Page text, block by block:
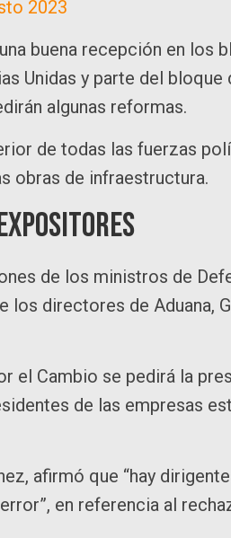
2023
buena recepción en los
Unidas y parte del bloque
algunas reformas.
de todas las fuerzas
obras de infraestructura.
de los ministros de
los directores de Aduana,
el Cambio se pedirá la
de las empresas
afirmó que “hay
en referencia al